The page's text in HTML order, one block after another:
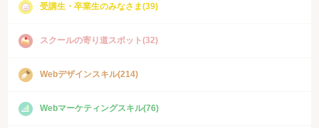
受講生・卒業生のみなさま(39)
スクールの寄り道スポット(32)
Webデザインスキル(214)
Webマーケティングスキル(76)